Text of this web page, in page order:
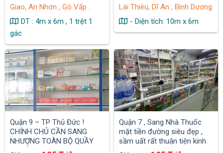
Giao, An Nhơn , Gò Vấp .
DT : 4m x 6m , 1 trệt 1
gác
Lái Thiêu, Dĩ An , Bình Dương
- Diện tích: 10m x 6m
Quận 9 – TP Thủ Đức !
CHÍNH CHỦ CẦN SANG
NHƯỢNG TOÀN BỘ QUẦY
THUỐC
Quận 7 , Sang Nhà Thuốc
mặt tiền đường siêu đẹp ,
sầm uất rất thuận tiện kinh
doanh